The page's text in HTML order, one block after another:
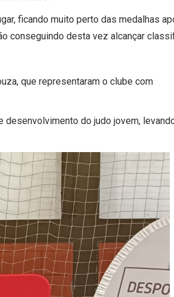
ficando muito perto das medalhas
conseguindo desta vez alcançar
que representaram o clube com
do judo jovem,